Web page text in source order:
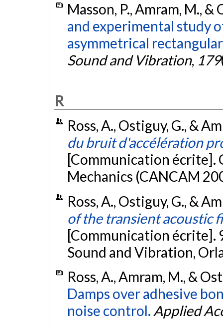
Masson, P., Amram, M.,
and experimental study
asymmetrical
Sound and Vibration, 179
R
Ross, A., Ostiguy, G., &
du bruit d'accélération
[Communication écrite].
Mechanics (CANCAM
Ross, A., Ostiguy, G., &
of the transient acoustic
[Communication écrite].
Sound and Vibration,
Ross, A., Amram, M., &
Damps over adhesive
noise control. Applied